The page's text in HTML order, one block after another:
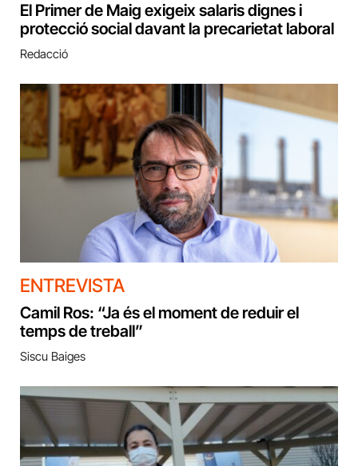
El Primer de Maig exigeix salaris dignes i
protecció social davant la precarietat laboral
Redacció
ENTREVISTA
Camil Ros: “Ja és el moment de reduir el
temps de treball”
Siscu Baiges